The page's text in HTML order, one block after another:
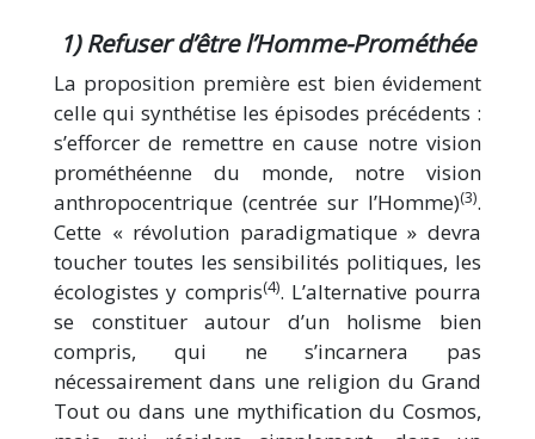
1) Refuser d’être l’Homme-Prométhée
La proposition première est bien évidement
celle qui synthétise les épisodes précédents :
s’efforcer de remettre en cause notre vision
prométhéenne du monde, notre vision
anthropocentrique (centrée sur l’Homme)(3).
Cette « révolution paradigmatique » devra
toucher toutes les sensibilités politiques, les
écologistes y compris(4). L’alternative pourra
se constituer autour d’un holisme bien
compris, qui ne s’incarnera pas
nécessairement dans une religion du Grand
Tout ou dans une mythification du Cosmos,